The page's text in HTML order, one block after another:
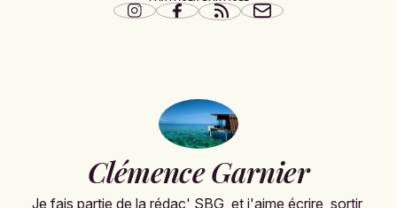
Clémence Garnier
Je fais partie de la rédac' SBG, et j'aime écrire, sortir,